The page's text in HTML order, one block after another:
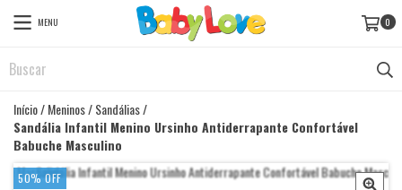
MENU 0
Início/Meninos/Sandálias/
Sandália Infantil Menino Ursinho Antiderrapante Confortável
Babuche Masculino
50% OFF